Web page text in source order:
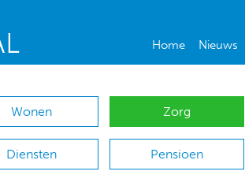
Home Nieuws
Wonen Zorg
Diensten Pensioen